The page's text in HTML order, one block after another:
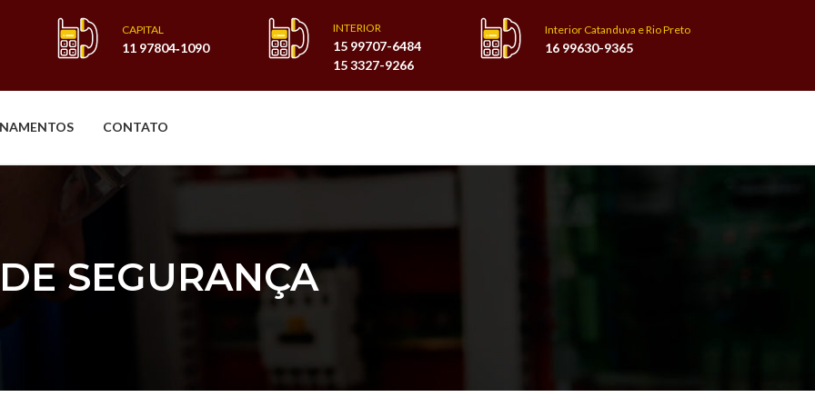
CAPITAL
11 97804‑1090
INTERIOR
15 99707-6484
15 3327-9266
Interior Catanduva e Rio Preto
16 99630-9365
CONTATO
SEGURANÇA